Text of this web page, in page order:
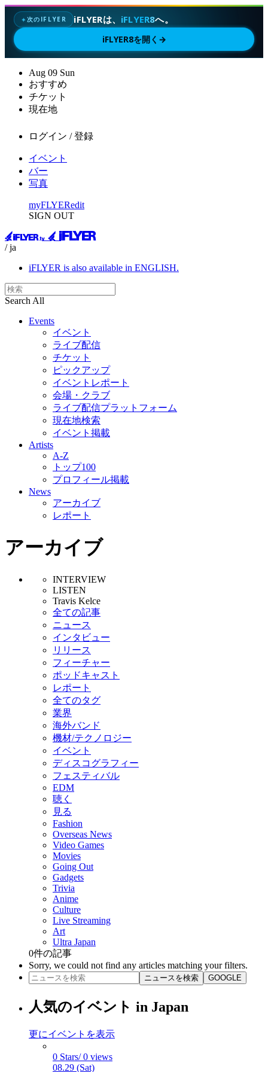
✦次のIFLYER iFLYERは、 iFLYER8へ。
iFLYER8を開く →
Aug 09 Sun
おすすめ
チケット
現在地
ログイン / 登録
イベント
バー
写真
myFLYERedit
SIGN OUT
/ ja
iFLYER is also available in ENGLISH.
Search All
Events
イベント
ライブ配信
チケット
ピックアップ
イベントレポート
会場・クラブ
ライブ配信プラットフォーム
現在地検索
イベント掲載
Artists
A-Z
トップ100
プロフィール掲載
News
アーカイブ
レポート
アーカイブ
INTERVIEW
LISTEN
Travis Kelce
全ての記事
ニュース
インタビュー
リリース
フィーチャー
ポッドキャスト
レポート
全てのタグ
業界
海外バンド
機材/テクノロジー
イベント
ディスコグラフィー
フェスティバル
EDM
聴く
見る
Fashion
Overseas News
Video Games
Movies
Going Out
Gadgets
Trivia
Anime
Culture
Live Streaming
Art
Ultra Japan
0件の記事
Sorry, we could not find any articles matching your filters.
ニュースを検索 GOOGLE
人気のイベント in Japan
更にイベントを表示
0 Stars/ 0 views
08.29 (Sat)